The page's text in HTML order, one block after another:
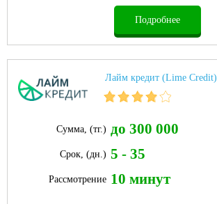
Подробнее
Лайм кредит (Lime Credit)
Сумма, (тг.) до 300 000
Срок, (дн.) 5 - 35
Рассмотрение 10 минут